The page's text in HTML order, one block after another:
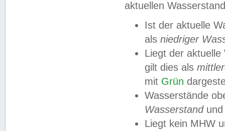
aktuellen
Ist der aktuelle
als niedriger
Liegt der
gilt dies als
mit Grün
Wasserstände
Wasserstandund
Liegt kein MHW